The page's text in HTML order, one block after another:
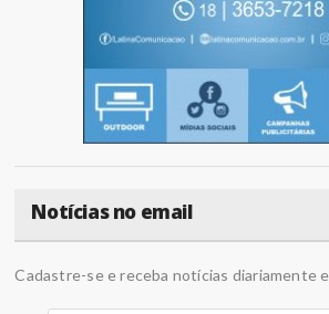
Notícias no email
Cadastre-se e receba notícias diariamente